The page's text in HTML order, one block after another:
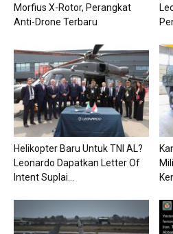
Morfius X-Rotor, Perangkat
Anti-Drone Terbaru
Helikopter Baru Untuk TNI AL?
Leonardo Dapatkan Letter Of
Intent Suplai...